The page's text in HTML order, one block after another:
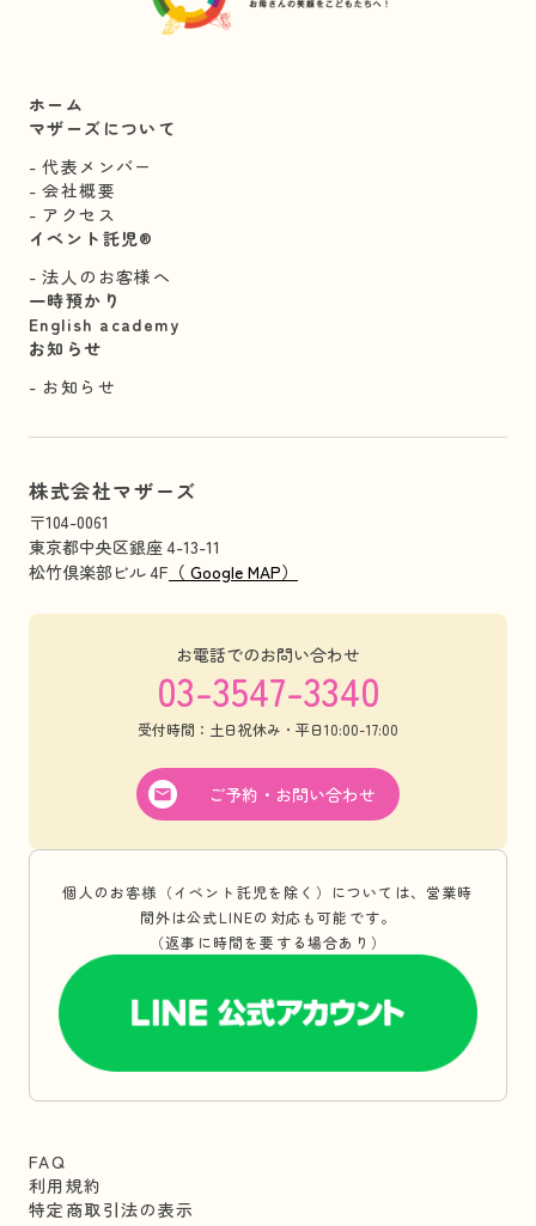
ホーム
マザーズについて
代表メンバー
会社概要
アクセス
イベント託児®︎
法人のお客様へ
一時預かり
English academy
お知らせ
お知らせ
株式会社マザーズ
〒104-0061
東京都中央区銀座 4-13-11
松竹倶楽部ビル 4F （ Google MAP）
お電話でのお問い合わせ
03-3547-3340
受付時間：土日祝休み・平日10:00-17:00
ご予約・お問い合わせ
個人のお客様（イベント託児を除く）については、営業時
間外は公式LINEの対応も可能です。
（返事に時間を要する場合あり）
FAQ
利用規約
特定商取引法の表示